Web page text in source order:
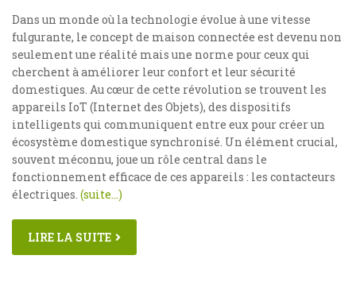
Dans un monde où la technologie évolue à une vitesse
fulgurante, le concept de maison connectée est devenu non
seulement une réalité mais une norme pour ceux qui
cherchent à améliorer leur confort et leur sécurité
domestiques. Au cœur de cette révolution se trouvent les
appareils IoT (Internet des Objets), des dispositifs
intelligents qui communiquent entre eux pour créer un
écosystème domestique synchronisé. Un élément crucial,
souvent méconnu, joue un rôle central dans le
fonctionnement efficace de ces appareils : les contacteurs
électriques. (suite…)
LIRE LA SUITE